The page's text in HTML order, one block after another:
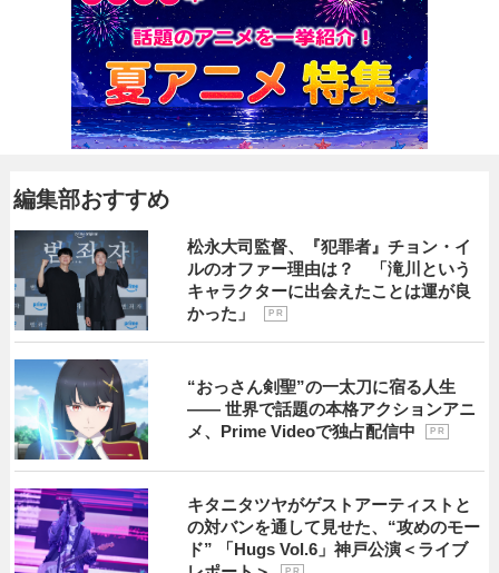
編集部おすすめ
松永大司監督、『犯罪者』チョン・イ
ルのオファー理由は？ 「滝川という
キャラクターに出会えたことは運が良
かった」
P R
“おっさん剣聖”の一太刀に宿る人生
―― 世界で話題の本格アクションアニ
メ、Prime Videoで独占配信中
P R
キタニタツヤがゲストアーティストと
の対バンを通して見せた、“攻めのモー
ド” 「Hugs Vol.6」神戸公演＜ライブ